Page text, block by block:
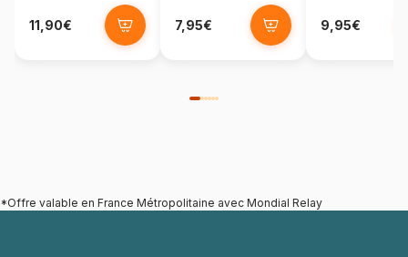
11,90€ 7,95€ 9,95€
*Offre valable en France Métropolitaine avec Mondial Relay